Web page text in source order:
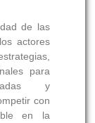
de las
actores
para
y
con
en la